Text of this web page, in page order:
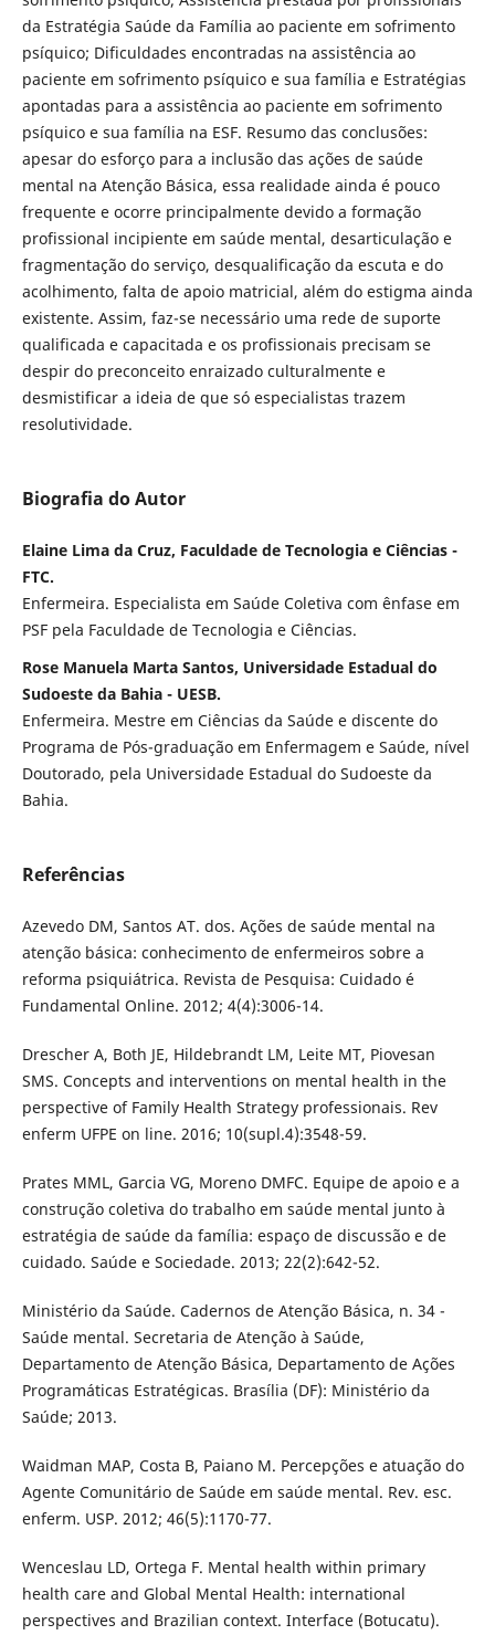
da Estratégia Saúde da Família ao paciente em sofrimento
psíquico; Dificuldades encontradas na assistência ao
paciente em sofrimento psíquico e sua família e Estratégias
apontadas para a assistência ao paciente em sofrimento
psíquico e sua família na ESF. Resumo das conclusões:
apesar do esforço para a inclusão das ações de saúde
mental na Atenção Básica, essa realidade ainda é pouco
frequente e ocorre principalmente devido a formação
profissional incipiente em saúde mental, desarticulação e
fragmentação do serviço, desqualificação da escuta e do
acolhimento, falta de apoio matricial, além do estigma ainda
existente. Assim, faz-se necessário uma rede de suporte
qualificada e capacitada e os profissionais precisam se
despir do preconceito enraizado culturalmente e
desmistificar a ideia de que só especialistas trazem
resolutividade.
Biografia do Autor
Elaine Lima da Cruz, Faculdade de Tecnologia e Ciências -
FTC.
Enfermeira. Especialista em Saúde Coletiva com ênfase em
PSF pela Faculdade de Tecnologia e Ciências.
Rose Manuela Marta Santos, Universidade Estadual do
Sudoeste da Bahia - UESB.
Enfermeira. Mestre em Ciências da Saúde e discente do
Programa de Pós-graduação em Enfermagem e Saúde, nível
Doutorado, pela Universidade Estadual do Sudoeste da
Bahia.
Referências
Azevedo DM, Santos AT. dos. Ações de saúde mental na
atenção básica: conhecimento de enfermeiros sobre a
reforma psiquiátrica. Revista de Pesquisa: Cuidado é
Fundamental Online. 2012; 4(4):3006-14.
Drescher A, Both JE, Hildebrandt LM, Leite MT, Piovesan
SMS. Concepts and interventions on mental health in the
perspective of Family Health Strategy professionais. Rev
enferm UFPE on line. 2016; 10(supl.4):3548-59.
Prates MML, Garcia VG, Moreno DMFC. Equipe de apoio e a
construção coletiva do trabalho em saúde mental junto à
estratégia de saúde da família: espaço de discussão e de
cuidado. Saúde e Sociedade. 2013; 22(2):642-52.
Ministério da Saúde. Cadernos de Atenção Básica, n. 34 -
Saúde mental. Secretaria de Atenção à Saúde,
Departamento de Atenção Básica, Departamento de Ações
Programáticas Estratégicas. Brasília (DF): Ministério da
Saúde; 2013.
Waidman MAP, Costa B, Paiano M. Percepções e atuação do
Agente Comunitário de Saúde em saúde mental. Rev. esc.
enferm. USP. 2012; 46(5):1170-77.
Wenceslau LD, Ortega F. Mental health within primary
health care and Global Mental Health: international
perspectives and Brazilian context. Interface (Botucatu).